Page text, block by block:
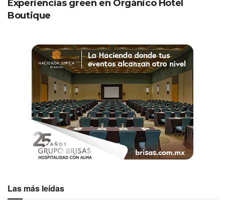
Experiencias green en Orgánico Hotel
Boutique
Las más leídas